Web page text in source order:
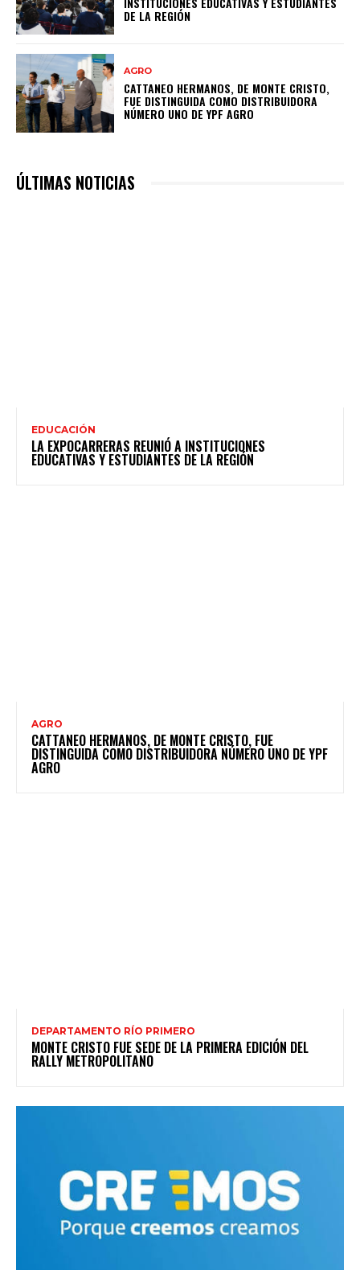
DE LA REGIÓN
AGRO
CATTANEO HERMANOS, DE MONTE CRISTO,
FUE DISTINGUIDA COMO DISTRIBUIDORA
NÚMERO UNO DE YPF AGRO
ÚLTIMAS NOTICIAS
EDUCACIÓN
LA EXPOCARRERAS REUNIÓ A INSTITUCIONES
EDUCATIVAS Y ESTUDIANTES DE LA REGIÓN
AGRO
CATTANEO HERMANOS, DE MONTE CRISTO, FUE
DISTINGUIDA COMO DISTRIBUIDORA NÚMERO UNO DE YPF
AGRO
DEPARTAMENTO RÍO PRIMERO
MONTE CRISTO FUE SEDE DE LA PRIMERA EDICIÓN DEL
RALLY METROPOLITANO